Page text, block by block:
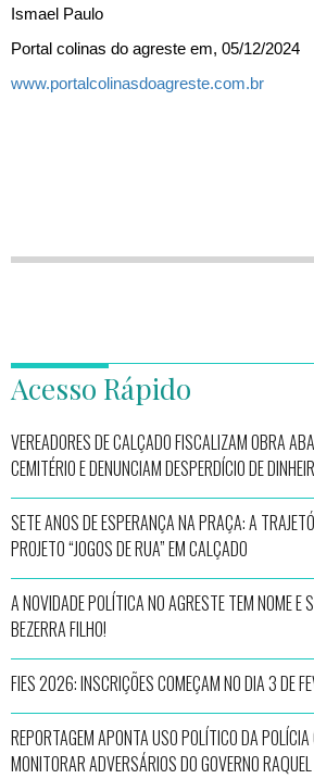
Ismael Paulo
Portal colinas do agreste em, 05/12/2024
www.portalcolinasdoagreste.com.br
Acesso Rápido
VEREADORES DE CALÇADO FISCALIZAM OBRA
CEMITÉRIO E DENUNCIAM DESPERDÍCIO DE
SETE ANOS DE ESPERANÇA NA PRAÇA: A
PROJETO “JOGOS DE RUA” EM CALÇADO
A NOVIDADE POLÍTICA NO AGRESTE TEM NOME E
BEZERRA FILHO!
FIES 2026: INSCRIÇÕES COMEÇAM NO DIA 3 DE
REPORTAGEM APONTA USO POLÍTICO DA
MONITORAR ADVERSÁRIOS DO GOVERNO